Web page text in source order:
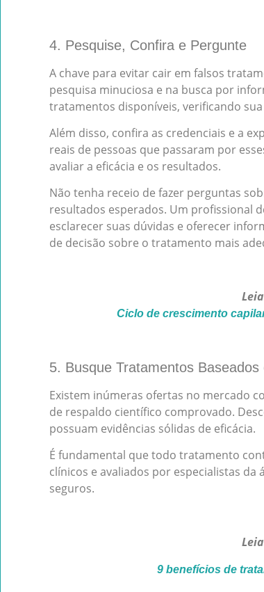
4. Pesquise, Confira e Pergunte
A chave para evitar cair em falsos
pesquisa minuciosa e na busca por
tratamentos disponíveis, verificando
Além disso, confira as credenciais e a
reais de pessoas que passaram por
avaliar a eficácia e os resultados.
Não tenha receio de fazer perguntas
resultados esperados. Um profissional
esclarecer suas dúvidas e oferecer
de decisão sobre o tratamento mais
Ciclo de crescimento
5. Busque Tratamentos Baseados
Existem inúmeras ofertas no mercado
de respaldo científico comprovado.
possuam evidências sólidas de eficácia.
É fundamental que todo tratamento
clínicos e avaliados por especialistas
seguros.
9 benefícios de